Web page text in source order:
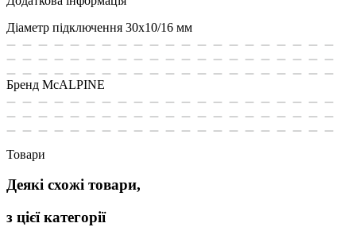
Діаметр підключення 30х10/16 мм
Бренд MсALPINE
Товари
Деякі схожі товари,
з цієї категорії